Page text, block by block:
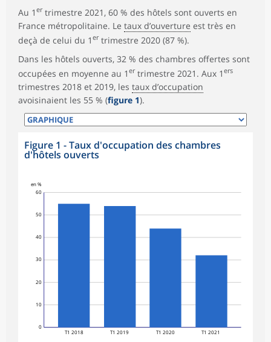
Au 1 ertrimestre 2021, 60 % des hôtels sont ouverts en
France métropolitaine. Le taux d’ouverture est très en
deçà de celui du 1 ertrimestre 2020 (87 %).
Dans les hôtels ouverts, 32 % des chambres offertes sont
occupées en moyenne au 1 ertrimestre 2021. Aux 1 ers
trimestres 2018 et 2019, les taux d’occupation
avoisinaient les 55 % (figure 1).
Figure 1 - Taux d'occupation des chambres
d'hôtels ouverts
0
10
20
30
40
50
60
en %
T1 2018 T1 2019 T1 2020 T1 2021